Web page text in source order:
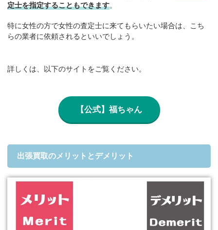
定士を指定することもできます。
特に女性の方で女性の査定士に来てもらいたい場合は、こち
らの業者に依頼されるといいでしょう。
詳しくは、以下のサイトをご覧ください。
【公式】福ちゃん
出張買取のメリットとデメリット